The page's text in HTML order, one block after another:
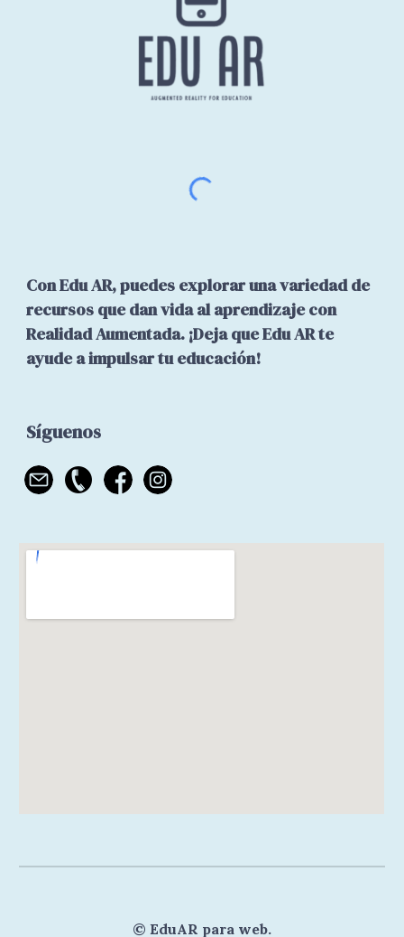
Con Edu AR, puedes explorar una variedad de
recursos que dan vida al aprendizaje con
Realidad Aumentada. ¡Deja que Edu AR te
ayude a impulsar tu educación!
Síguenos
© EduAR para web.